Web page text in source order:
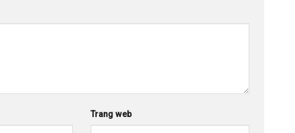
Trang web